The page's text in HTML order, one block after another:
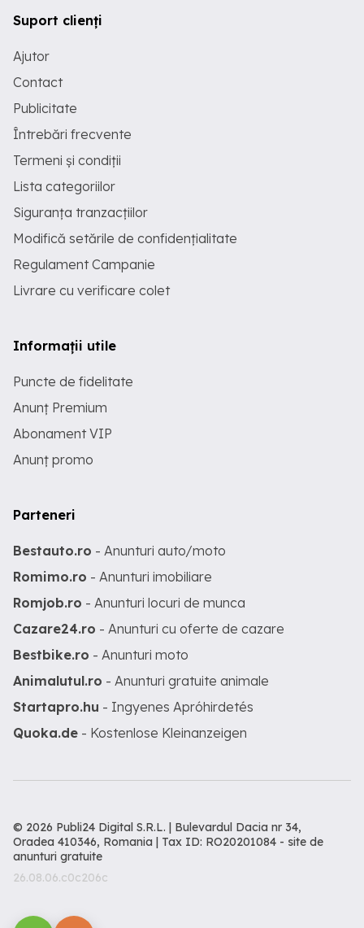
Suport clienți
Ajutor
Contact
Publicitate
Întrebări frecvente
Termeni și condiții
Lista categoriilor
Siguranța tranzacțiilor
Modifică setările de confidențialitate
Regulament Campanie
Livrare cu verificare colet
Informații utile
Puncte de fidelitate
Anunț Premium
Abonament VIP
Anunț promo
Parteneri
Bestauto.ro - Anunturi auto/moto
Romimo.ro - Anunturi imobiliare
Romjob.ro - Anunturi locuri de munca
Cazare24.ro - Anunturi cu oferte de cazare
Bestbike.ro - Anunturi moto
Animalutul.ro - Anunturi gratuite animale
Startapro.hu - Ingyenes Apróhirdetés
Quoka.de - Kostenlose Kleinanzeigen
© 2026 Publi24 Digital S.R.L. | Bulevardul Dacia nr 34,
Oradea 410346, Romania | Tax ID: RO20201084 - site de
anunturi gratuite
26.08.06.c0c206c